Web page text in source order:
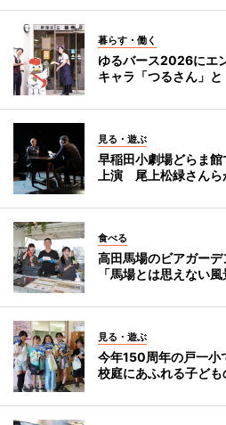
暮らす・働く
ゆるバース2026にエ
キャラ「つるさん」と
見る・遊ぶ
早稲田小劇場どらま館
上演 尾上松緑さんら
食べる
高田馬場のビアガー
「馬場とは思えない
見る・遊ぶ
今年150周年の戸一
校庭にあふれる子ども